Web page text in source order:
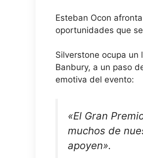
Esteban Ocon
oportunidades que
Silverstone ocupa
Banbury, a un paso
emotiva del evento:
«El Gran
muchos de
apoyen».